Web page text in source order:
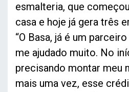
esmalteria, que
casa e hoje já gera três
“O Basa, já é um
me ajudado muito. No
precisando montar meu
mais uma vez, esse